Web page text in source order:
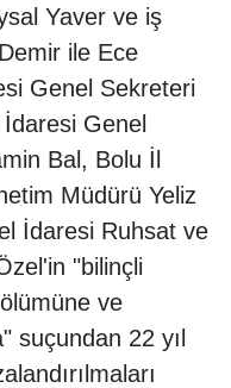
Yaver ve iş
ile Ece
Genel Sekreteri
Genel
Bal, Bolu İl
Müdürü Yeliz
İdaresi Ruhsat ve
"bilinçli
ve
suçundan 22 yıl